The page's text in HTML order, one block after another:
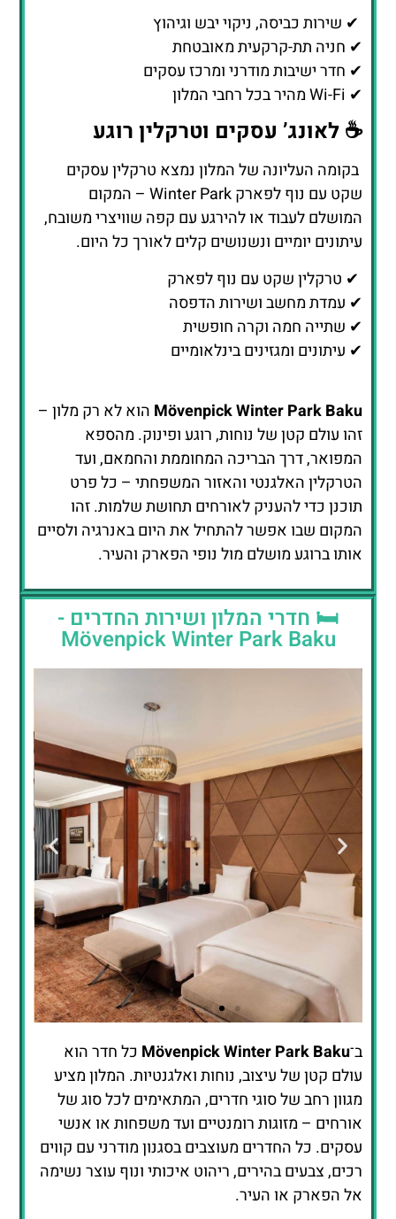
✔ שירות כביסה, ניקוי יבש וגיהוץ
✔ חניה תת-קרקעית מאובטחת
✔ חדר ישיבות מודרני ומרכז עסקים
✔ Wi-Fi מהיר בכל רחבי המלון
☕ לאונג’ עסקים וטרקלין רוגע
בקומה העליונה של המלון נמצא טרקלין עסקים
שקט עם נוף לפארק Winter Park – המקום
המושלם לעבוד או להירגע עם קפה שוויצרי משובח,
עיתונים יומיים ונשנושים קלים לאורך כל היום.
✔ טרקלין שקט עם נוף לפארק
✔ עמדת מחשב ושירות הדפסה
✔ שתייה חמה וקרה חופשית
✔ עיתונים ומגזינים בינלאומיים
Mövenpick Winter Park Baku הוא לא רק מלון –
זהו עולם קטן של נוחות, רוגע ופינוק. מהספא
המפואר, דרך הבריכה המחוממת והחמאם, ועד
הטרקלין האלגנטי והאזור המשפחתי – כל פרט
תוכנן כדי להעניק לאורחים תחושת שלמות. זהו
המקום שבו אפשר להתחיל את היום באנרגיה ולסיים
אותו ברוגע מושלם מול נופי הפארק והעיר.
🛏️ חדרי המלון ושירות החדרים -
Mövenpick Winter Park Baku
לחצו כאן
להזמנת חדר
במלון
ב־Mövenpick Winter Park Baku כל חדר הוא
עולם קטן של עיצוב, נוחות ואלגנטיות. המלון מציע
מגוון רחב של סוגי חדרים, המתאימים לכל סוג של
אורחים – מזוגות רומנטיים ועד משפחות או אנשי
עסקים. כל החדרים מעוצבים בסגנון מודרני עם קווים
רכים, צבעים בהירים, ריהוט איכותי ונוף עוצר נשימה
אל הפארק או העיר.